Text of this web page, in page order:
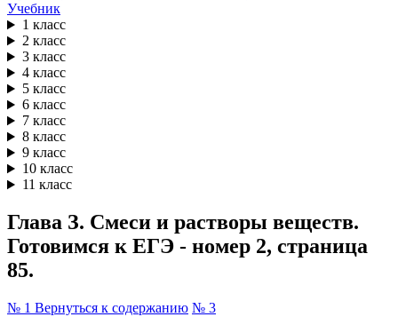
Учебник
1 класс
2 класс
3 класс
4 класс
5 класс
6 класс
7 класс
8 класс
9 класс
10 класс
11 класс
Глава З. Смеси и растворы веществ.
Готовимся к ЕГЭ - номер 2, страница
85.
№ 1 Вернуться к содержанию № 3